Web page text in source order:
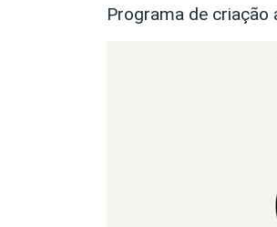
Programa de